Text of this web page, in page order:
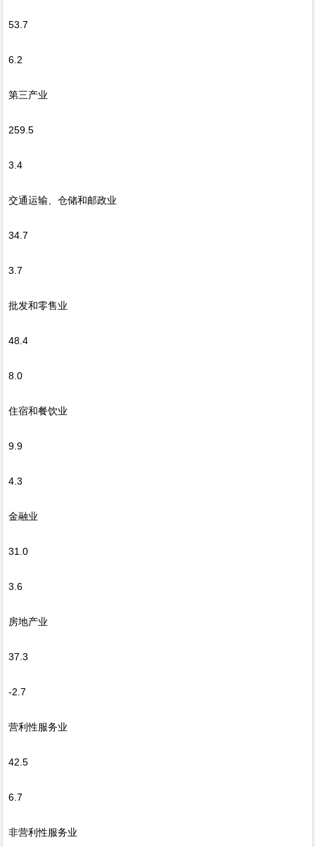
53.7
6.2
第三产业
259.5
3.4
交通运输、仓储和邮政业
34.7
3.7
批发和零售业
48.4
8.0
住宿和餐饮业
9.9
4.3
金融业
31.0
3.6
房地产业
37.3
-2.7
营利性服务业
42.5
6.7
非营利性服务业